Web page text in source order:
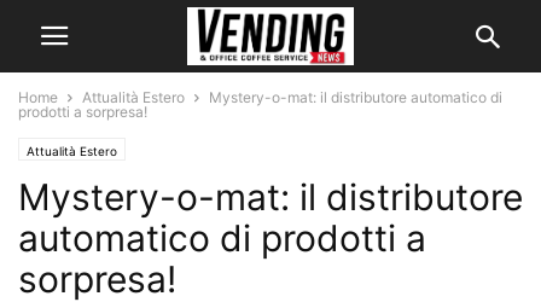
Home Attualità Estero
Mystery-o-mat: il distributore automatico di
prodotti a sorpresa!
Attualità Estero
Mystery-o-mat: il distributore
automatico di prodotti a
sorpresa!